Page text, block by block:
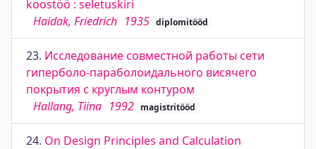
koostöö : seletuskiri
Haidak, Friedrich 1935 diplomitööd
23. Исследование совместной работы сети
гиперболо-параболоидального висячего
покрытия с круглым контуром
Hallang, Tiina 1992 magistritööd
24. On Design Principles and Calculation